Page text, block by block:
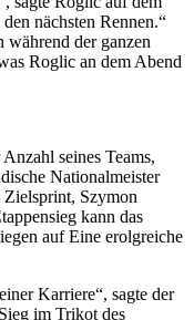
nächsten Rennen.“
während der ganzen
Roglic an dem Abend
seines Teams,
Nationalmeister
Zielsprint, Szymon
kann das
auf Eine erolgreiche
Karriere“, sagte der
im Trikot des